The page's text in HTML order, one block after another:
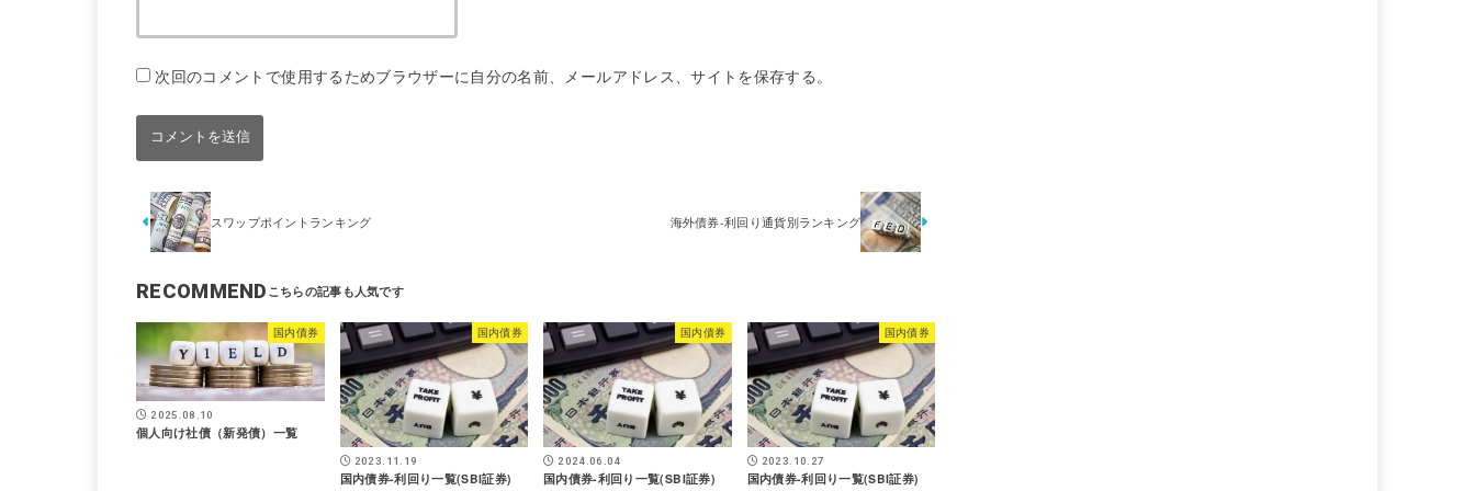
次回のコメントで使用するためブラウザーに自分の名前、メールアドレス、サイトを保存する。
スワップポイントランキング 海外債券-利回り通貨別ランキング
RECOMMEND
国内債券
2025.08.10
個人向け社債（新発債）一覧
国内債券
2023.11.19
国内債券-利回り一覧(SBI証券)
国内債券
2024.06.04
国内債券-利回り一覧(SBI証券)
国内債券
2023.10.27
国内債券-利回り一覧(SBI証券)